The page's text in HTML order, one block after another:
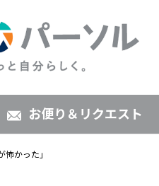
お便り＆リクエスト
かった」